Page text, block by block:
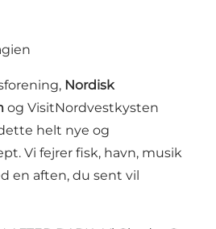
Nordisk
og VisitNordvestkysten
helt nye og
Vi fejrer fisk, havn, musik
en aften, du sent vil